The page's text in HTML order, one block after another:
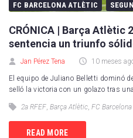
FC BARCELONA ATLÈTIC
CRÓNICA | Barça Atlètic
sentencia un triunfo
Jan Pérez Tena 10 meses
El equipo de Juliano Belletti dominó
selló la victoria con un golazo tras
2a RFEF, Barça Atlètic, FC Barcelona
READ MORE